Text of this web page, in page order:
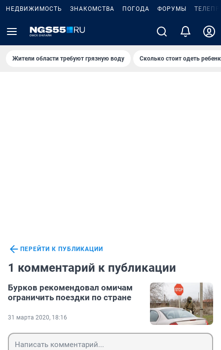
НЕДВИЖИМОСТЬ ЗНАКОМСТВА ПОГОДА ФОРУМЫ
Жители области требуют грязную воду Сколько стоит одеть
ПЕРЕЙТИ К ПУБЛИКАЦИИ
1 комментарий к публикации
Бурков рекомендовал омичам
ограничить поездки по стране
31 марта 2020, 18:16